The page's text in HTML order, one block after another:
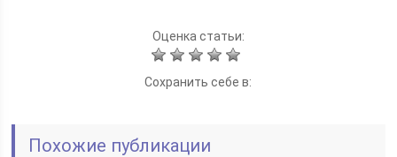
Оценка статьи:
Сохранить себе в:
Похожие публикации